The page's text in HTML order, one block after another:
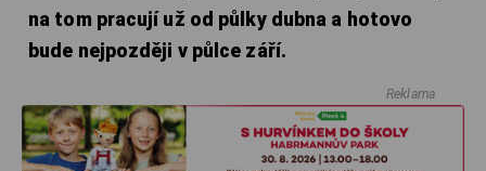
na tom pracují už od půlky dubna a hotovo
bude nejpozději v půlce září.
Reklama